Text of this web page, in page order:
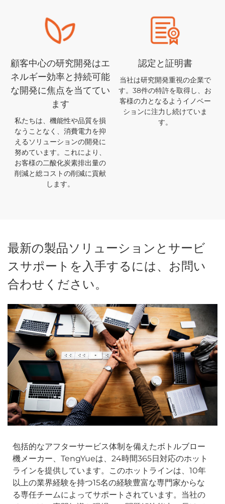
顧客中心の研究開発はエ
ネルギー効率と持続可能
な開発に焦点を当ててい
ます
私たちは、機能性や品質を損
なうことなく、消費電力を抑
えるソリューションの開発に
努めています。これにより、
お客様の二酸化炭素排出量の
削減と総コストの削減に貢献
します。
認定と証明書
当社は研究開発重視の企業で
す。38件の特許を取得し、お
客様の力となるようイノベー
ションに注力し続けていま
す。
最新の製品ソリューションとサービ
スサポートを入手するには、お問い
合わせください。
包括的なアフターサービス体制を備えたボトルブロー
機メーカー、TengYueは、24時間365日対応のホット
ラインを提供しています。このホットラインは、10年
以上の業界経験を持つ15名の経験豊富な専門家からな
る専任チームによってサポートされています。当社の